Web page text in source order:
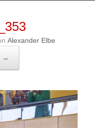
Alexander Elbe
→